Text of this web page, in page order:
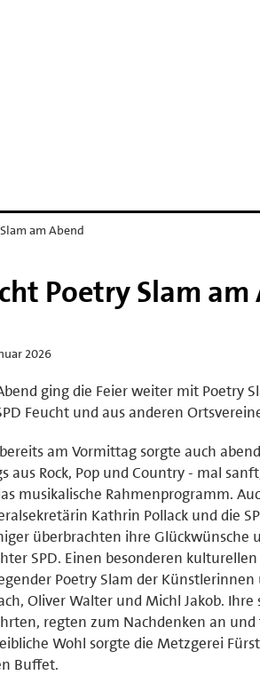
am Abend
Poetry Slam
2026
ging die Feier weiter mit Poetry
Feucht und aus anderen
am Vormittag sorgte auch
aus Rock, Pop und Country - mal
musikalische Rahmenprogramm.
Kathrin Pollack und die
überbrachten ihre Glückwünsche
SPD. Einen besonderen
Poetry Slam der
Oliver Walter und Michl Jakob.
regten zum Nachdenken an
Wohl sorgte die Metzgerei
Buffet.